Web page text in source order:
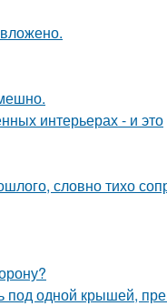
интерьерах - и это
словно тихо
под одной крышей,